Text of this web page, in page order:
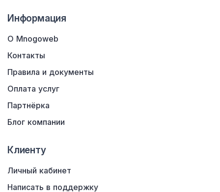
Информация
О Mnogoweb
Контакты
Правила и документы
Оплата услуг
Партнёрка
Блог компании
Клиенту
Личный кабинет
Написать в поддержку